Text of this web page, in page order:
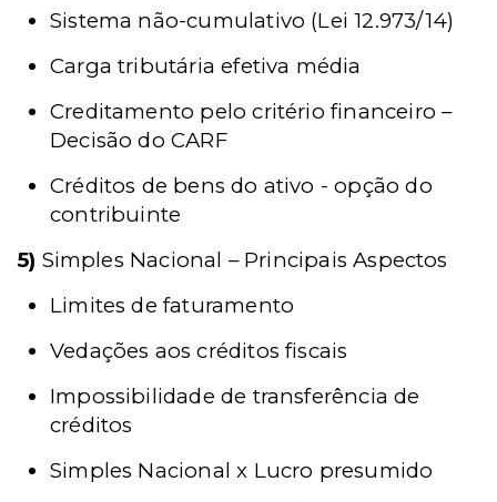
Sistema não-cumulativo (Lei 12.973/14)
Carga tributária efetiva média
Creditamento pelo critério financeiro –
Decisão do CARF
Créditos de bens do ativo - opção do
contribuinte
5) Simples Nacional – Principais Aspectos
Limites de faturamento
Vedações aos créditos fiscais
Impossibilidade de transferência de
créditos
Simples Nacional x Lucro presumido